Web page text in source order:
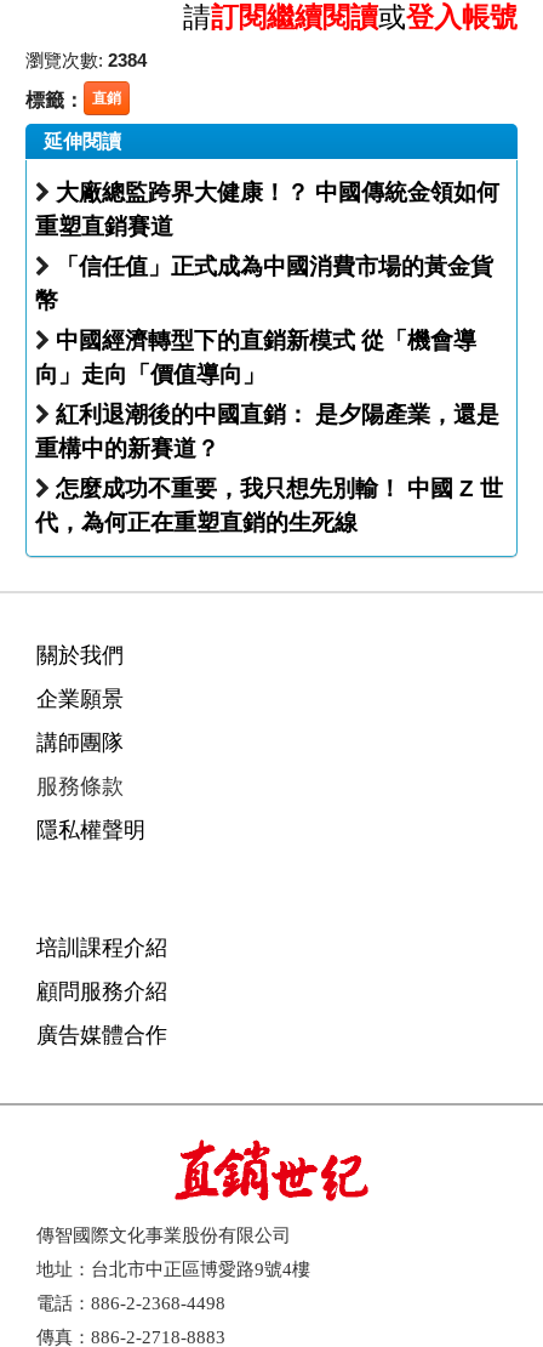
請訂閱繼續閱讀或登入帳號
瀏覽次數: 2384
標籤： 直銷
延伸閱讀
大廠總監跨界大健康！？ 中國傳統金領如何
重塑直銷賽道
「信任值」正式成為中國消費市場的黃金貨
幣
中國經濟轉型下的直銷新模式 從「機會導
向」走向「價值導向」
紅利退潮後的中國直銷： 是夕陽產業，還是
重構中的新賽道？
怎麼成功不重要，我只想先別輸！ 中國 Z 世
代，為何正在重塑直銷的生死線
關於我們
企業願景
講師團隊
服務條款
隱私權聲明
培訓課程介紹
顧問服務介紹
廣告媒體合作
傳智國際文化事業股份有限公司
地址：台北市中正區博愛路9號4樓
電話：886-2-2368-4498
傳真：886-2-2718-8883